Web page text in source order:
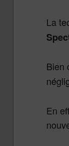
La
Bien
En